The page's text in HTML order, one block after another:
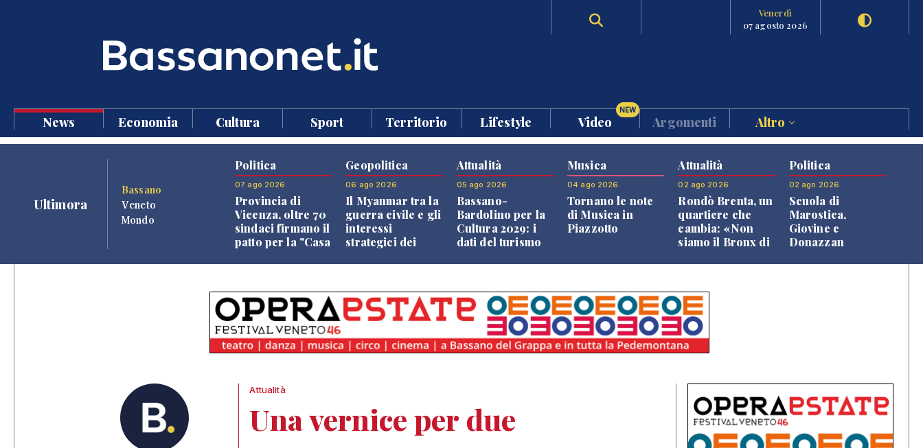
Venerdì
07 agosto 2026
News Economia Cultura Sport Territorio Lifestyle Video
NEW
Argomenti Altro
Ultimora
Bassano
Veneto
Mondo
Politica
07 ago 2026
Provincia di
Vicenza, oltre 70
sindaci firmano il
patto per la "Casa
Geopolitica
06 ago 2026
Il Myanmar tra la
guerra civile e gli
interessi
strategici dei
Attualità
05 ago 2026
Bassano-
Bardolino per la
Cultura 2029: i
dati del turismo
Musica
04 ago 2026
Tornano le note
di Musica in
Piazzotto
Attualità
02 ago 2026
Rondò Brenta, un
quartiere che
cambia: «Non
siamo il Bronx di
Politica
02 ago 2026
Scuola di
Marostica,
Giovine e
Donazzan
Attualità
Una vernice per due